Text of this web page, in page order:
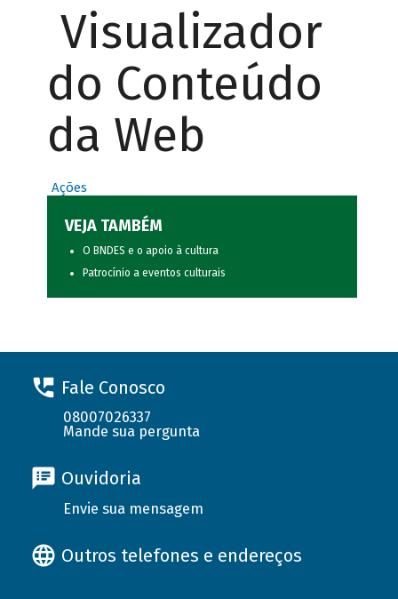
Visualizador
do Conteúdo
da Web
Ações
VEJA TAMBÉM
O BNDES e o apoio à cultura
Patrocínio a eventos culturais
Fale Conosco
08007026337
Mande sua pergunta
Ouvidoria
Envie sua mensagem
Outros telefones e endereços